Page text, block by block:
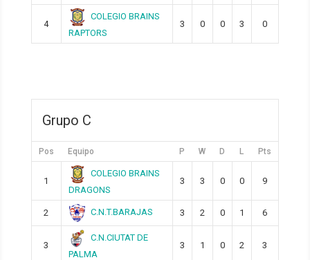
4
COLEGIO BRAINS
RAPTORS
3 0 0 3 0
Grupo C
Pos Equipo P W D L Pts
1
COLEGIO BRAINS
DRAGONS
3 3 0 0 9
2 C.N.T.BARAJAS 3 2 0 1 6
3
C.N.CIUTAT DE
PALMA
3 1 0 2 3